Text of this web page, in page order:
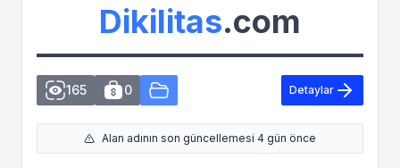
Dikilitas.com
165 0 Detaylar
Alan adının son güncellemesi 4 gün önce